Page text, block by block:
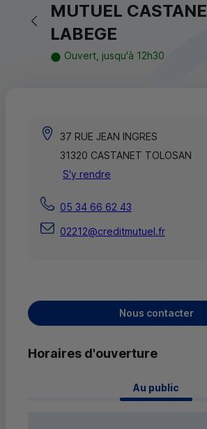
Retour vers la page précédente
MUTUEL
LABEGE
Ouvert, jusqu'à 12h30
37 RUE JEAN INGRES
31320 CASTANET TOLOSAN
S'y rendre
05 34 66 62 43
02212@creditmutuel.fr
Nous contacter
Horaires d'ouverture
Au public